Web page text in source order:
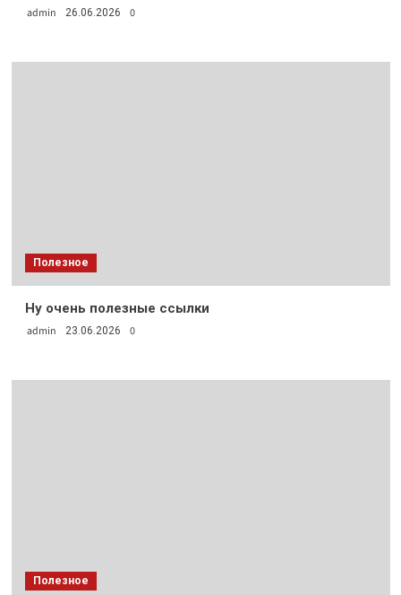
admin 26.06.2026 0
Полезное
Ну очень полезные ссылки
admin 23.06.2026 0
Полезное